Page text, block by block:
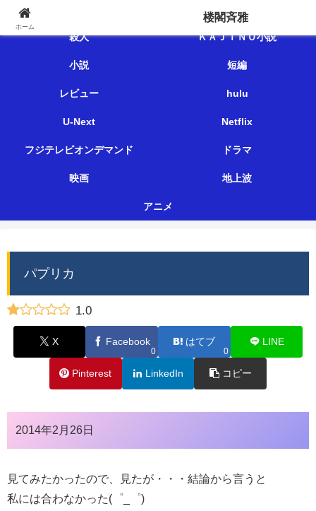
殺人 ＫＡＪＩＮＯ小説
小説 短編
レビュー hulu
U-Next Netflix
フジテレビオンデマンド ドラマ
映画 地上波
アニメ
パプリカ
1.0
X Facebook
0
はてブ
0
LINE
Pinterest LinkedIn コピー
2014年2月26日
見てみたかったので、見たが・・・結論から言うと
私には合わなかった(゜_゜)
ホーム
楼閣斉雅